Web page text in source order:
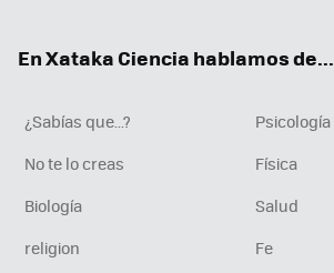
En Xataka Ciencia hablamos de...
¿Sabías que...?
Psicología
No te lo creas
Física
Biología
Salud
religion
Fe